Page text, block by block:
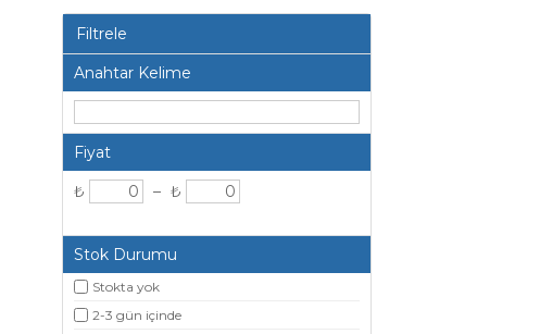
Filtrele
Anahtar Kelime
Fiyat
₺
– ₺
Stok Durumu
Stokta yok
2-3 gün içinde